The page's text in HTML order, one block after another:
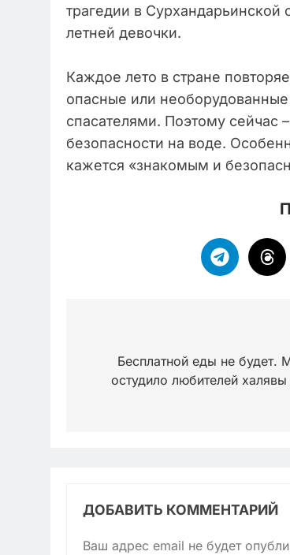
трагедии в Сурхандарьинской
летней девочки.
Каждое лето в стране
опасные или
спасателями. Поэтому сейчас
безопасности на воде.
кажется «знакомым и
записям
Бесплатной еды не будет.
остудило любителей
ДОБАВИТЬ КОММЕНТАРИЙ
Ваш адрес email не будет